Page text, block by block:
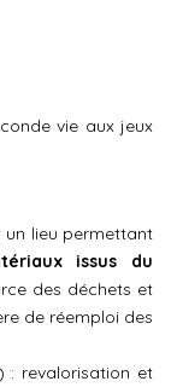
vie aux jeux
un lieu permettant
issus du
des déchets et
de réemploi des
revalorisation et